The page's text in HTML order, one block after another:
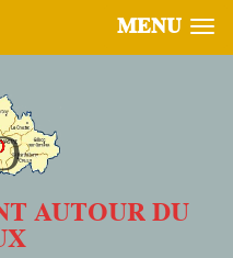
MENU
AUTOUR DU